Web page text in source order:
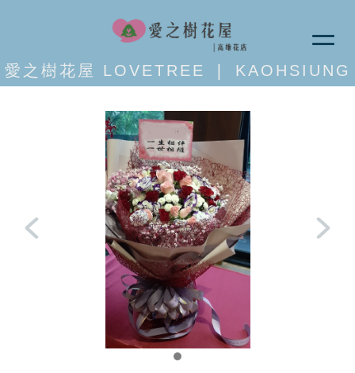
愛之樹花屋 LOVETREE ❘ KAOHSIUNG